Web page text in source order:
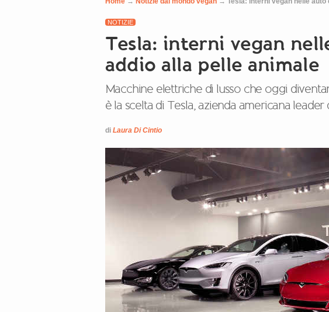
NOTIZIE
Tesla: interni vegan
addio alla pelle animale
Macchine elettriche di lusso che oggi
è la scelta di Tesla, azienda americana
di Laura Di Cintio